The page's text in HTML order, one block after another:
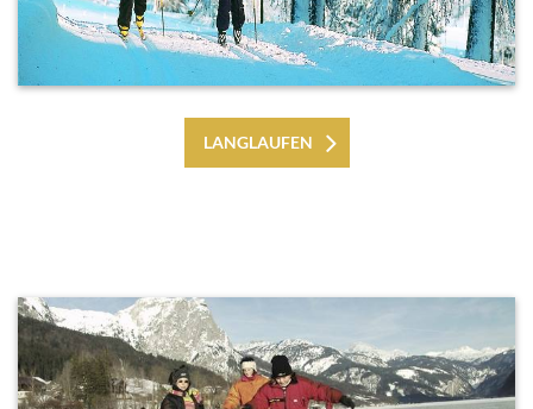
LANGLAUFEN